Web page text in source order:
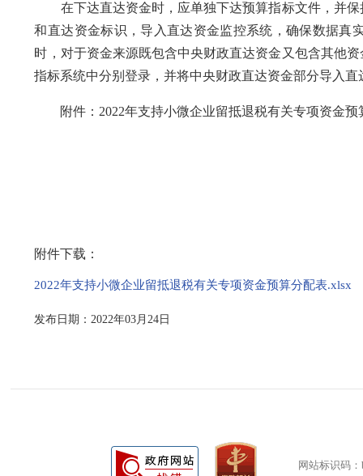
在下达直达资金时，应单独下达预算指标文件，并保
和直达资金标识，导入直达资金监控系统，确保数据真
时，对于资金来源既包含中央财政直达资金又包含其他
指标系统中分别登录，并将中央财政直达资金部分导入
附件：2022年支持小微企业留抵退税有关专项资金预
附件下载：
2022年支持小微企业留抵退税有关专项资金预算分配表.xlsx
发布日期：2022年03月24日
网站标识码